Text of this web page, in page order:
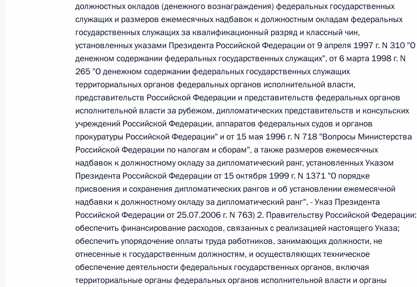
Федеральный закон от 26.07.2026 г. № 267-ФЗ
О внесении изменения в статью 2 Федерального закона «О благотворительной деятельности
и добровольчестве (волонтерстве)»
26 июля 2026 года
Федеральный закон от 26.07.2026 г. № 251-ФЗ
О внесении изменений в Уголовный кодекс Российской Федерации и статьи 31 и 151 Уголовно-
процессуального кодекса Российской Федерации
26 июля 2026 года
Федеральный закон от 26.07.2026 г. № 264-ФЗ
О внесении изменений в статью 13–2 Федерального закона «Об актах гражданского состояния»
и признании утратившим силу пункта 1 части 13 статьи 3 Федерального закона «О внесении
изменений в Федеральный закон „Об актах гражданского состояния“
26 июля 2026 года
должностных окладов (денежного вознаграждения) федеральных государственных
служащих и размеров ежемесячных надбавок к должностным окладам федеральных
государственных служащих за квалификационный разряд и классный чин,
установленных указами Президента Российской Федерации от 9 апреля 1997 г. N 310 "О
денежном содержании федеральных государственных служащих", от 6 марта 1998 г. N
265 "О денежном содержании федеральных государственных служащих
территориальных органов федеральных органов исполнительной власти,
представительств Российской Федерации и представительств федеральных органов
исполнительной власти за рубежом, дипломатических представительств и консульских
учреждений Российской Федерации, аппаратов федеральных судов и органов
прокуратуры Российской Федерации" и от 15 мая 1996 г. N 718 "Вопросы Министерства
Российской Федерации по налогам и сборам", а также размеров ежемесячных
надбавок к должностному окладу за дипломатический ранг, установленных Указом
Президента Российской Федерации от 15 октября 1999 г. N 1371 "О порядке
присвоения и сохранения дипломатических рангов и об установлении ежемесячной
надбавки к должностному окладу за дипломатический ранг", - Указ Президента
Российской Федерации от 25.07.2006 г. N 763) 2. Правительству Российской Федерации:
обеспечить финансирование расходов, связанных с реализацией настоящего Указа;
обеспечить упорядочение оплаты труда работников, занимающих должности, не
отнесенные к государственным должностям, и осуществляющих техническое
обеспечение деятельности федеральных государственных органов, включая
территориальные органы федеральных органов исполнительной власти и органы